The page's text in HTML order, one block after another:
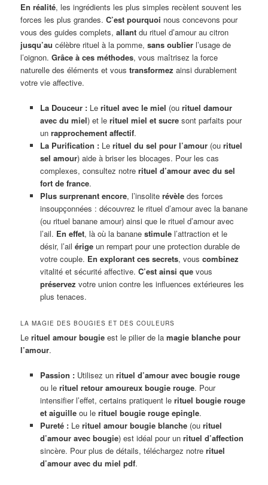
En réalité, les ingrédients les plus simples recèlent souvent les
forces les plus grandes.C’est pourquoi nous concevons pour
vous des guides complets,allant du rituel d’amour au citron
jusqu’au célèbre rituel à la pomme,sans oublier l’usage de
l’oignon.Grâce à ces méthodes, vous maîtrisez la force
naturelle des éléments et voustransformez ainsi durablement
votre vie affective.
La Douceur :Le rituel avec le miel (ou rituel damour
avec du miel) et le rituel miel et sucresont parfaits pour
un rapprochement affectif.
La Purification :Le rituel du sel pour l’amour(ou rituel
sel amour) aide à briser les blocages. Pour les cas
complexes, consultez notre rituel d’amour avec du sel
fort de france.
Plus surprenant encore, l’insolite révèledes forces
insoupçonnées : découvrez le rituel d’amour avec la banane
(ou rituel banane amour) ainsi que le rituel d’amour avec
l’ail. En effet, là où la banane stimulel’attraction et le
désir, l’ail érigeun rempart pour une protection durable de
votre couple. En explorant ces secrets, vous combinez
vitalité et sécurité affective. C’est ainsi quevous
préservez votre union contre les influences extérieures les
plus tenaces.
LA MAGIE DES BOUGIES ET DES COULEURS
Lerituel amour bougie est le pilier de lamagie blanche pour
l’amour.
Passion :Utilisez un rituel d’amour avec bougie rouge
ou le rituel retour amoureux bougie rouge. Pour
intensifier l’effet, certains pratiquent le rituel bougie rouge
et aiguilleou le rituel bougie rouge epingle.
Pureté :Le rituel amour bougie blanche(ou rituel
d’amour avec bougie) est idéal pour un rituel d’affection
sincère. Pour plus de détails, téléchargez notre rituel
d’amour avec du miel pdf.